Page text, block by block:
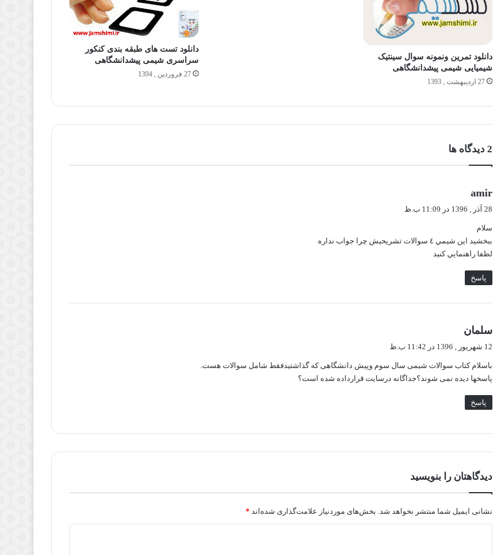
دانلود تمرین ونمونه سوال سینتیک
شیمیایی شیمی پیشدانشگاهی
27 اردیبهشت , 1393
دانلود تست های طبقه بندی کنکور
سراسری شیمی پیشدانشگاهی
27 فروردین , 1394
‫2 دیدگاه ها
amir
28 آذر , 1396 در 11:09 ب.ظ
سلام
ببخشيد اين شيمي ٤ سوالات تشريحيش چرا جواب نداره
لطفا راهنمايي كنيد
پاسخ
سلمان
ت
:
12 شهریور , 1396 در 11:42 ب.ظ
باسلام کتاب سوالات شیمی سال سوم وپیش دانشگاهی که گذاشتیدفقط شامل سوالات هست.
پاسخها دیده نمی شوند؟جداگانه درسایت قرارداده شده است؟
پاسخ
دیدگاهتان را بنویسید
نشانی ایمیل شما منتشر نخواهد شد. بخش‌های موردنیاز علامت‌گذاری شده‌اند *